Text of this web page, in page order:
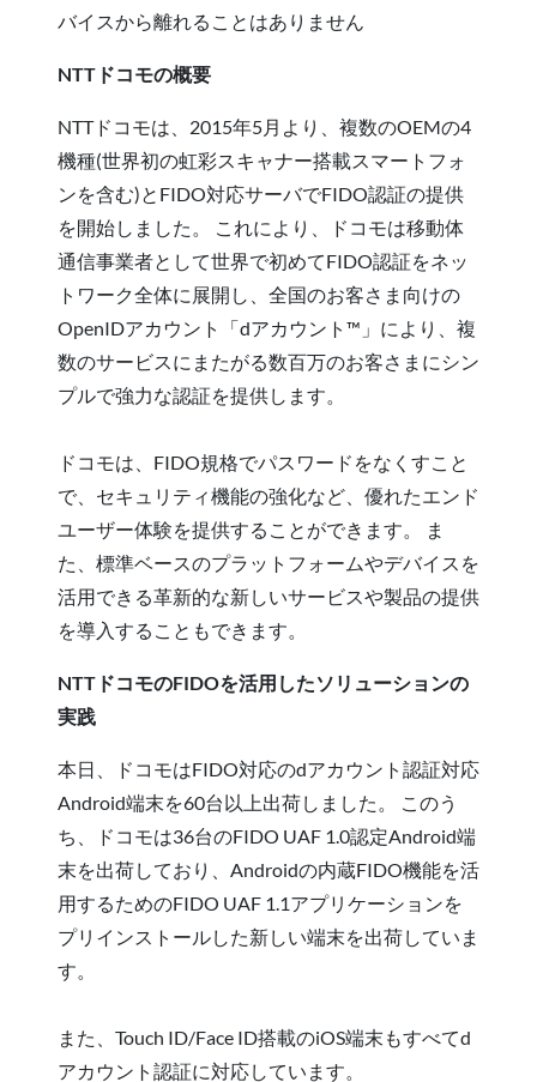
バイスから離れることはありません
NTTドコモの概要
NTTドコモは、2015年5月より、複数のOEMの4
機種(世界初の虹彩スキャナー搭載スマートフォ
ンを含む)とFIDO対応サーバでFIDO認証の提供
を開始しました。 これにより、ドコモは移動体
通信事業者として世界で初めてFIDO認証をネッ
トワーク全体に展開し、全国のお客さま向けの
OpenIDアカウント「dアカウント™」により、複
数のサービスにまたがる数百万のお客さまにシン
プルで強力な認証を提供します。
ドコモは、FIDO規格でパスワードをなくすこと
で、セキュリティ機能の強化など、優れたエンド
ユーザー体験を提供することができます。 ま
た、標準ベースのプラットフォームやデバイスを
活用できる革新的な新しいサービスや製品の提供
を導入することもできます。
NTTドコモのFIDOを活用したソリューションの
実践
本日、ドコモはFIDO対応のdアカウント認証対応
Android端末を60台以上出荷しました。 このう
ち、ドコモは36台のFIDO UAF 1.0認定Android端
末を出荷しており、Androidの内蔵FIDO機能を活
用するためのFIDO UAF 1.1アプリケーションを
プリインストールした新しい端末を出荷していま
す。
また、Touch ID/Face ID搭載のiOS端末もすべてd
アカウント認証に対応しています。